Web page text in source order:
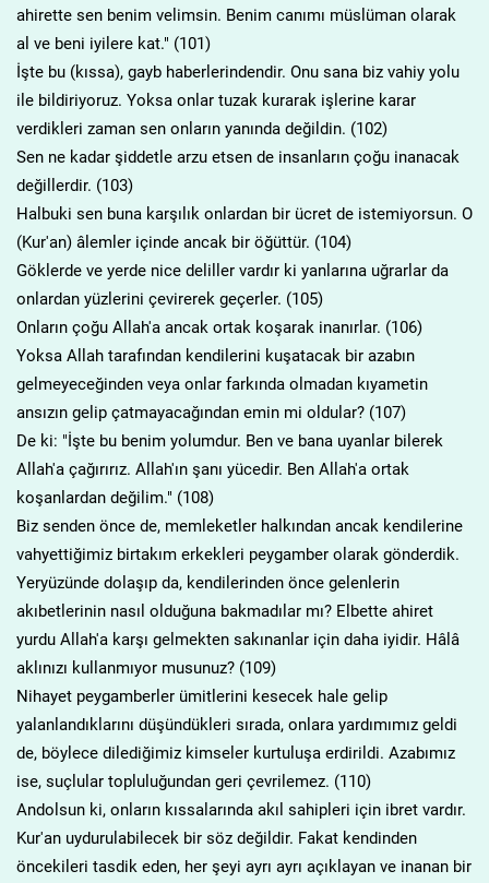
ahirette sen benim velimsin. Benim canımı müslüman olarak
al ve beni iyilere kat." (101)
İşte bu (kıssa), gayb haberlerindendir. Onu sana biz vahiy yolu
ile bildiriyoruz. Yoksa onlar tuzak kurarak işlerine karar
verdikleri zaman sen onların yanında değildin. (102)
Sen ne kadar şiddetle arzu etsen de insanların çoğu inanacak
değillerdir. (103)
Halbuki sen buna karşılık onlardan bir ücret de istemiyorsun. O
(Kur'an) âlemler içinde ancak bir öğüttür. (104)
Göklerde ve yerde nice deliller vardır ki yanlarına uğrarlar da
onlardan yüzlerini çevirerek geçerler. (105)
Onların çoğu Allah'a ancak ortak koşarak inanırlar. (106)
Yoksa Allah tarafından kendilerini kuşatacak bir azabın
gelmeyeceğinden veya onlar farkında olmadan kıyametin
ansızın gelip çatmayacağından emin mi oldular? (107)
De ki: "İşte bu benim yolumdur. Ben ve bana uyanlar bilerek
Allah'a çağırırız. Allah'ın şanı yücedir. Ben Allah'a ortak
koşanlardan değilim." (108)
Biz senden önce de, memleketler halkından ancak kendilerine
vahyettiğimiz birtakım erkekleri peygamber olarak gönderdik.
Yeryüzünde dolaşıp da, kendilerinden önce gelenlerin
akıbetlerinin nasıl olduğuna bakmadılar mı? Elbette ahiret
yurdu Allah'a karşı gelmekten sakınanlar için daha iyidir. Hâlâ
aklınızı kullanmıyor musunuz? (109)
Nihayet peygamberler ümitlerini kesecek hale gelip
yalanlandıklarını düşündükleri sırada, onlara yardımımız geldi
de, böylece dilediğimiz kimseler kurtuluşa erdirildi. Azabımız
ise, suçlular topluluğundan geri çevrilemez. (110)
Andolsun ki, onların kıssalarında akıl sahipleri için ibret vardır.
Kur'an uydurulabilecek bir söz değildir. Fakat kendinden
öncekileri tasdik eden, her şeyi ayrı ayrı açıklayan ve inanan bir